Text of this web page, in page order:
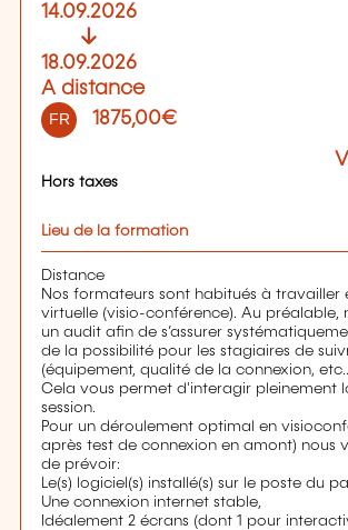
14.09.2026
18.09.2026
A distance
FR 1875,00€
Hors taxes
Lieu de la formation
Distance
Nos formateurs sont habitués à travailler
virtuelle (visio-conférence). Au préalable,
un audit afin de s’assurer
de la possibilité pour les stagiaires de
(équipement, qualité de la connexion,
Cela vous permet d'interagir pleinement
session.
Pour un déroulement optimal en
après test de connexion en amont) nous
de prévoir:
Le(s) logiciel(s) installé(s) sur le poste du
Une connexion internet stable,
Idéalement 2 écrans (dont 1 pour